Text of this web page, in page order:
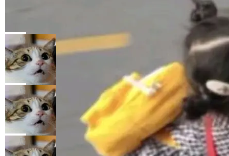
“启蒙老师”。 而今年，恰好是雷霄骅离世十周
年。FFmpeg 社区最终选择用一个大版本的名
字，留下了这份纪念。 雷霄骅曾是中国传媒大学
数字电视技术方向的博士生，长期从事视频、音
频技...
编写程序，目标是完成电商平台作者信息与商品
列表的数据匹配 —— 一项常规的数据处理任
务，最终却产生了 180 万美元的账单，实际支出
超出原定预算 860%。 更令人意外的是，该项目
最终并未成功落地，而高额算力消耗持续运行长
达 5 个月，公司直到财务对账时才察觉异常。这
意味着一个无人看管的 AI 程序，在近半年时间
里日夜不停地"烧钱"。 复盘显示，...
e CEO Clément Delangue 在 CNBC 的采访里
没有拐弯抹角。他说中国正在赢得 AI 竞赛，而
且按目前的速度，中国 AI 工具预计在今年底或
2027 年就能追上美国前沿实验室的水平。 Dela
ngue 把原因归结为一件事：开放协作。中国的
AI 开发者在一个共享和协作的生态里加速迭代，
而美国模型厂商在"闭门造车"。他的原话是 "buil
ding in silos"——各自为战，互不通气。 这个判
断从他嘴里说出来分量不同。Hugging Face 是
全球最大的开源 AI 平台，上面跑着上百万个模
局
当 AI agent 把源码变成了最好的扩展系
统，开发者工具必须开源
五年前，David Crawshaw 问过很多软件工程师
一个问题：你写过什么给自己用的程序？答案几
乎都是没有。工程师们整天用别人写的程序写程
序给别人用。偶尔有人自己写个博客系统、智能
家居控制、家庭实验室，都算稀奇事。 Crawsh
aw 是 Shelley 的作者，一个开源 AI coding age
nt。他最近在博客上写了一篇文章，核心论点很
局
DeepSeek Harness 宣布内测邀请，全
网最大规模开源 Agent 路演现场诞生
一条内测招募帖，发出去的时候大概没人想到它
会变成一场开源 Agent 生态的路演。 8月1日，
DeepSeek Harness 团队负责人崔添翼（tiany
局